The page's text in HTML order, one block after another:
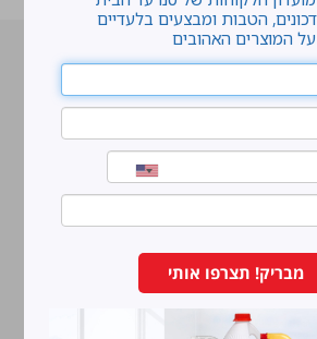
סנו מפעלי ברונוס בע“מ
החרש 11 נוה נאמן, הוד השרון
טל:
לנקות חלונות עם חיוך
עושים סדר בארון הנעליים
טיפים והמלצות מקצועיות לשימוש
הטבות ומבצעים בלעדיים
על המוצרים האהובים
מבריק! תצרפו אותי